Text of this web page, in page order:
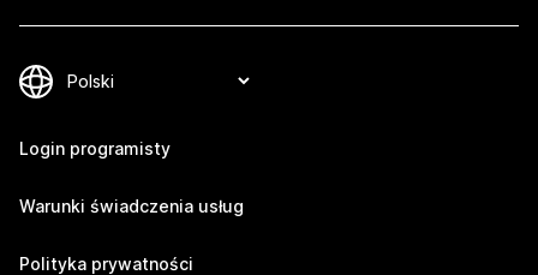
Login programisty
Warunki świadczenia usług
Polityka prywatności